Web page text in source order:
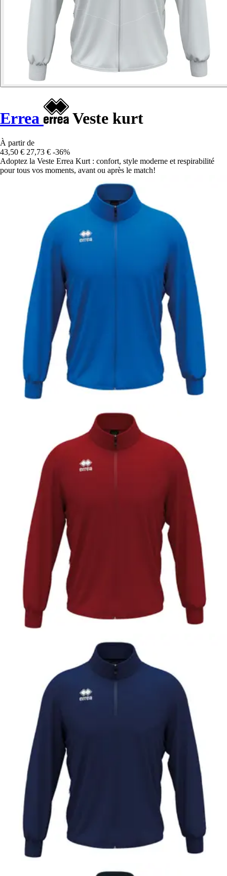
Errea Veste kurt
À partir de
43,50 € 27,73 € -36%
Adoptez la Veste Errea Kurt : confort, style moderne et respirabilité
pour tous vos moments, avant ou après le match!